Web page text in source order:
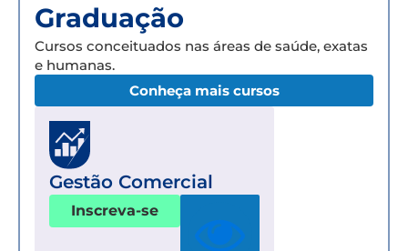
Graduação
Cursos conceituados nas áreas de saúde, exatas
e humanas.
Conheça mais cursos
Gestão Comercial
Inscreva-se